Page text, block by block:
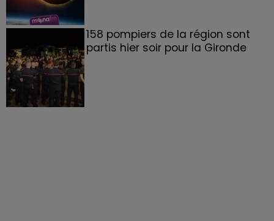
158 pompiers de la région sont
partis hier soir pour la Gironde